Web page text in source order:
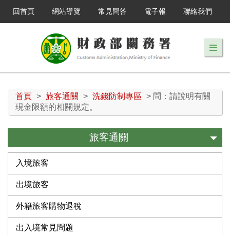
回首頁 網站導覽 常見問答 電子報 聯絡我們
首頁 > 旅客通關 > 洗錢防制專區 > 問：請說明有關
現金限額的相關規定。
旅客通關
入境旅客
出境旅客
外籍旅客購物退稅
出入境常見問題